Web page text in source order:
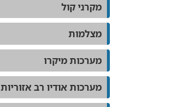
מקרני קול
מצלמות
מערכות מיקרו
מערכות אודיו רב אזוריות